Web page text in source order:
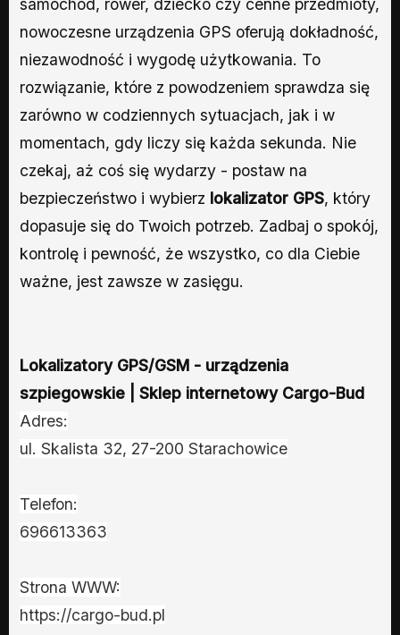
samochód, rower, dziecko czy cenne przedmioty,
nowoczesne urządzenia GPS oferują dokładność,
niezawodność i wygodę użytkowania. To
rozwiązanie, które z powodzeniem sprawdza się
zarówno w codziennych sytuacjach, jak i w
momentach, gdy liczy się każda sekunda. Nie
czekaj, aż coś się wydarzy - postaw na
bezpieczeństwo i wybierz lokalizator GPS, który
dopasuje się do Twoich potrzeb. Zadbaj o spokój,
kontrolę i pewność, że wszystko, co dla Ciebie
ważne, jest zawsze w zasięgu.
Lokalizatory GPS/GSM - urządzenia
szpiegowskie | Sklep internetowy Cargo-Bud
Adres:
ul. Skalista 32, 27-200 Starachowice
Telefon:
696613363
Strona WWW:
https://cargo-bud.pl